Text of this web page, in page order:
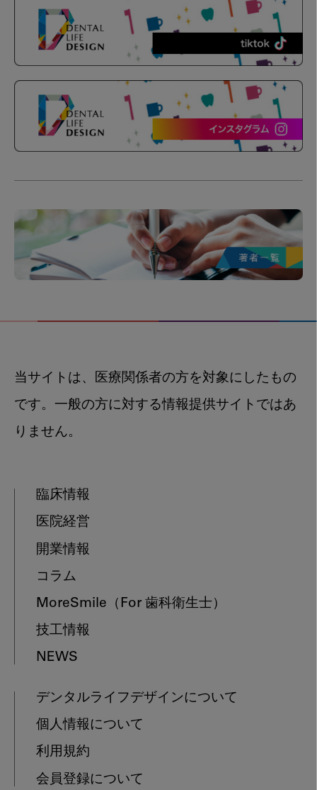
当サイトは、医療関係者の方を対象にしたもの
です。一般の方に対する情報提供サイトではあ
りません。
臨床情報
医院経営
開業情報
コラム
MoreSmile （For 歯科衛生士）
技工情報
NEWS
デンタルライフデザインについて
個人情報について
利用規約
会員登録について